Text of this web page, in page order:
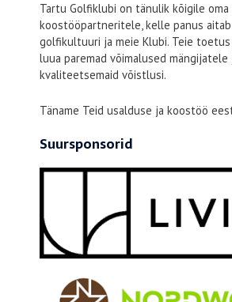
Tartu Golfiklubi on tänulik kõigile
koostööpartneritele, kelle panus
golfikultuuri ja meie Klubi. Teie
luua paremad võimalused mängijatele
kvaliteetsemaid võistlusi.
Täname Teid usalduse ja koostöö
Suursponsorid